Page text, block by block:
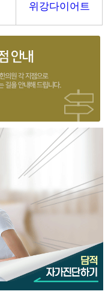
위강다이어트